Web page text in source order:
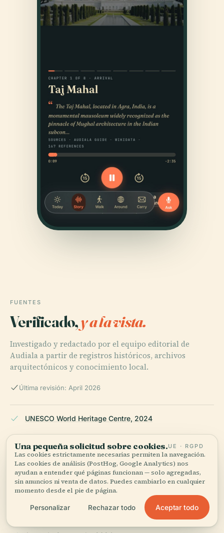
FUENTES
Verificado,y a la vista.
Investigado y redactado por el equipo editorial de
Audiala a partir de registros históricos, archivos
arquitectónicos y conocimiento local.
Última revisión: April 2026
UNESCO World Heritage Centre, 2024
Museo Nacional de Arte Guatemalteco (MUNAG), 2024
Antigua Guatemala Tourism, 2024
Una pequeña solicitud sobre cookies.UE · RGPD
Las cookies estrictamente necesarias permiten la navegación.
Las cookies de análisis (PostHog, Google Analytics) nos
ayudan a entender qué páginas funcionan — solo agregadas,
sin anuncios ni venta de datos. Puedes cambiarlo en cualquier
momento desde el pie de página.
Personalizar Rechazar todo Aceptar todo